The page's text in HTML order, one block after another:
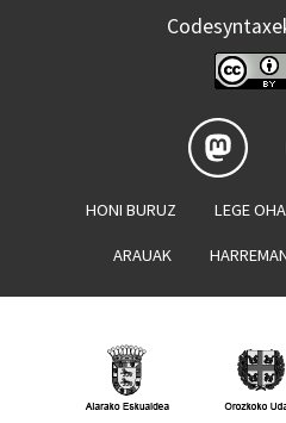
HONI BURUZ LEGE
ARAUAK